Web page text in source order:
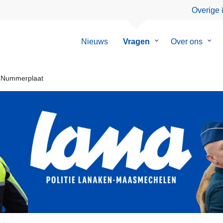
Overige
Nieuws Vragen
SubmenuOver ons
Nummerplaat